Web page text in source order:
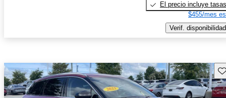
El precio incluye tasas
$455/mes
Verif. disponibilidad